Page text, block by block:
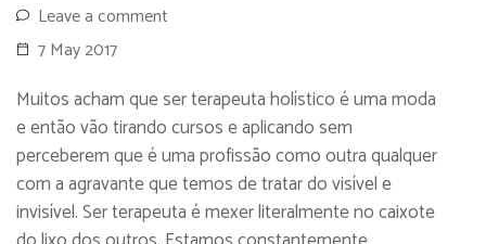
Leave a comment
7 May 2017
Muitos acham que ser terapeuta holístico é uma moda
e então vão tirando cursos e aplicando sem
perceberem que é uma profissão como outra qualquer
com a agravante que temos de tratar do visível e
invisível. Ser terapeuta é mexer literalmente no caixote